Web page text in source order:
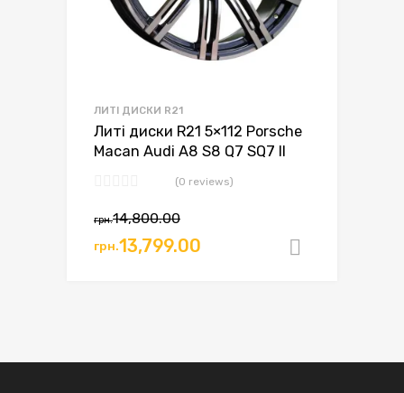
ЛИТІ ДИСКИ R21
Литі диски R21 5×112 Porsche
Macan Audi A8 S8 Q7 SQ7 II
(0 reviews)
грн.14,800.00
грн.13,799.00